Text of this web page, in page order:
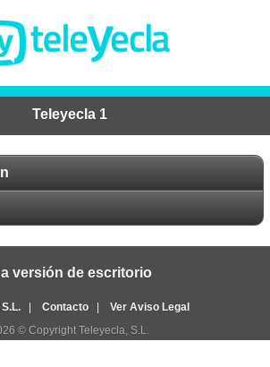
Teleyecla 1
a versión de escritorio
| Contacto| Ver Aviso Legal
© Copyright Teleyecla, S.L.